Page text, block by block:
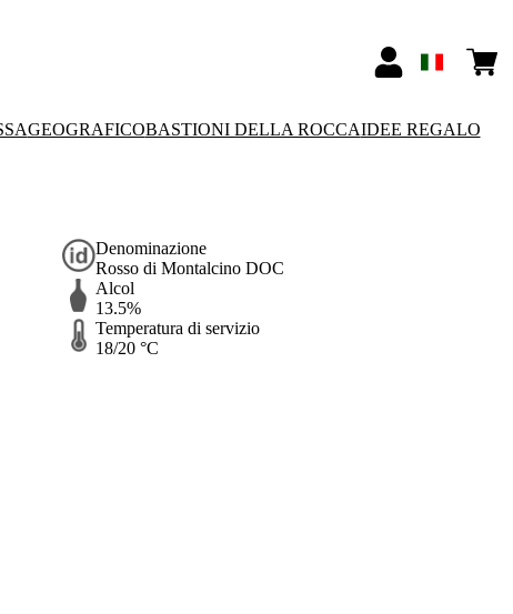
GEOGRAFICOBASTIONI DELLA ROCCAIDEE REGALO
Denominazione
Rosso di Montalcino DOC
Alcol
13.5%
Temperatura di servizio
18/20 °C